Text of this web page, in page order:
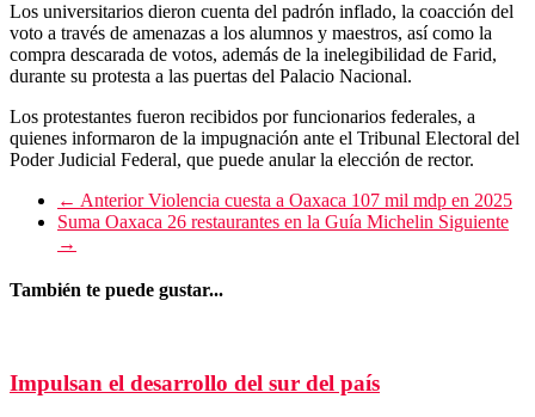
Los universitarios dieron cuenta del padrón inflado, la coacción del
voto a través de amenazas a los alumnos y maestros, así como la
compra descarada de votos, además de la inelegibilidad de Farid,
durante su protesta a las puertas del Palacio Nacional.
Los protestantes fueron recibidos por funcionarios federales, a
quienes informaron de la impugnación ante el Tribunal Electoral del
Poder Judicial Federal, que puede anular la elección de rector.
← AnteriorViolencia cuesta a Oaxaca 107 mil mdp en 2025
Suma Oaxaca 26 restaurantes en la Guía Michelin Siguiente
→
También te puede gustar...
Impulsan el desarrollo del sur del país